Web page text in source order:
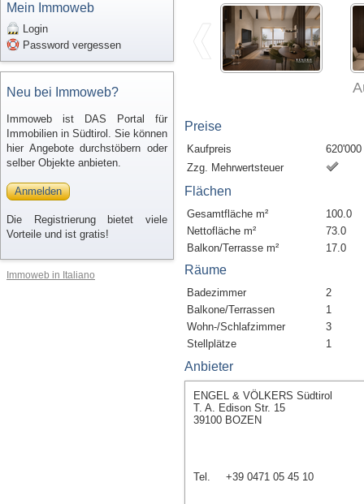
Mein Immoweb
Login
Password vergessen
Neu bei Immoweb?
Immoweb ist DAS Portal für
Immobilien in Südtirol. Sie können
hier Angebote durchstöbern oder
selber Objekte anbieten.
Anmelden
Die Registrierung bietet viele
Vorteile und ist gratis!
Immoweb in Italiano
Preise
Kaufpreis
620'000
Zzg. Mehrwertsteuer
Flächen
Gesamtfläche m²
100.0
Nettofläche m²
73.0
Balkon/Terrasse m²
17.0
Räume
Badezimmer
2
Balkone/Terrassen
1
Wohn-/Schlafzimmer
3
Stellplätze
1
Anbieter
ENGEL & VÖLKERS Südtirol
T. A. Edison Str. 15
39100 BOZEN
Tel. +39 0471 05 45 10